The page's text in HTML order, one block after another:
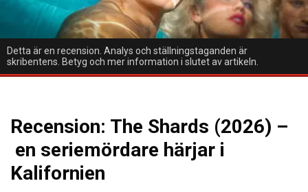
Detta är en recension. Analys och ställningstaganden är
skribentens. Betyg och mer information i slutet av artikeln.
Recension: The Shards (2026) –
en seriemördare härjar i
Kalifornien